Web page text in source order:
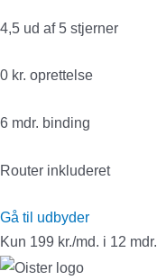
4,5 ud af 5 stjerner
0 kr. oprettelse
6 mdr. binding
Router inkluderet
Gå til udbyder
Kun 199 kr./md. i 12 mdr.